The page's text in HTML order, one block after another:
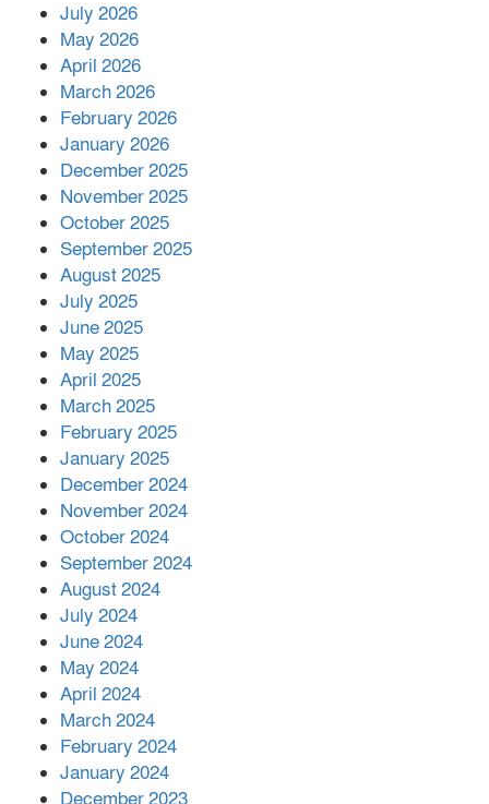
পর ফোন তারেক রহমানের,গ্যাস সঙ্কট
সহায়তা দিলেন সাচিং প্রু জেরী
July 2026
May 2026
April 2026
March 2026
February 2026
January 2026
December 2025
November 2025
October 2025
September 2025
August 2025
July 2025
June 2025
May 2025
April 2025
March 2025
February 2025
January 2025
December 2024
November 2024
October 2024
September 2024
August 2024
July 2024
June 2024
May 2024
April 2024
March 2024
February 2024
January 2024